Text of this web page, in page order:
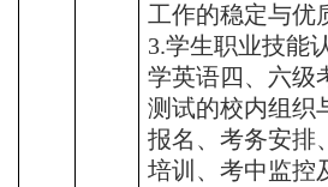
工作的稳定与优
3.学生职业技能
学英语四、六级
测试的校内组织
报名、考务安排
培训、考中监控